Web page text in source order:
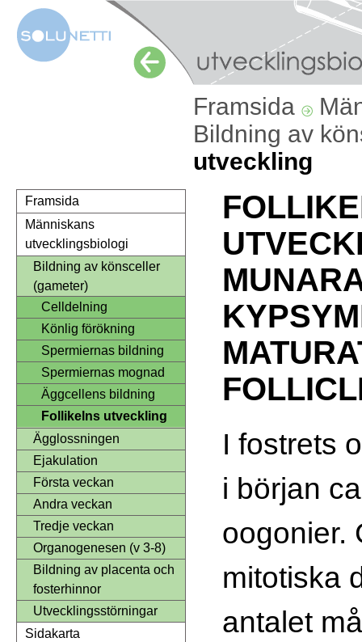
Framsida
Bildning av
utveckling
Framsida
Människans
utvecklingsbiologi
Bildning av könsceller
(gameter)
Celldelning
Könlig förökning
Spermiernas bildning
Spermiernas mognad
Äggcellens bildning
Follikelns utveckling
Ägglossningen
Ejakulation
Första veckan
Andra veckan
Tredje veckan
Organogenesen (v 3-8)
Bildning av placenta och
fosterhinnor
Utvecklingsstörningar
Sidakarta
I fostrets
i början
oogonier.
mitotiska
antalet